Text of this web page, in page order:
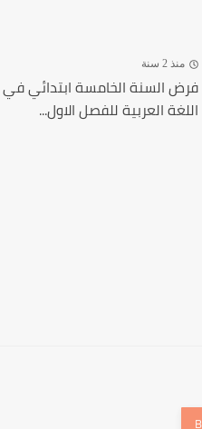
منذ 2 سنة
فرض السنة الخامسة ابتدائي في
اللغة العربية للفصل الاول...